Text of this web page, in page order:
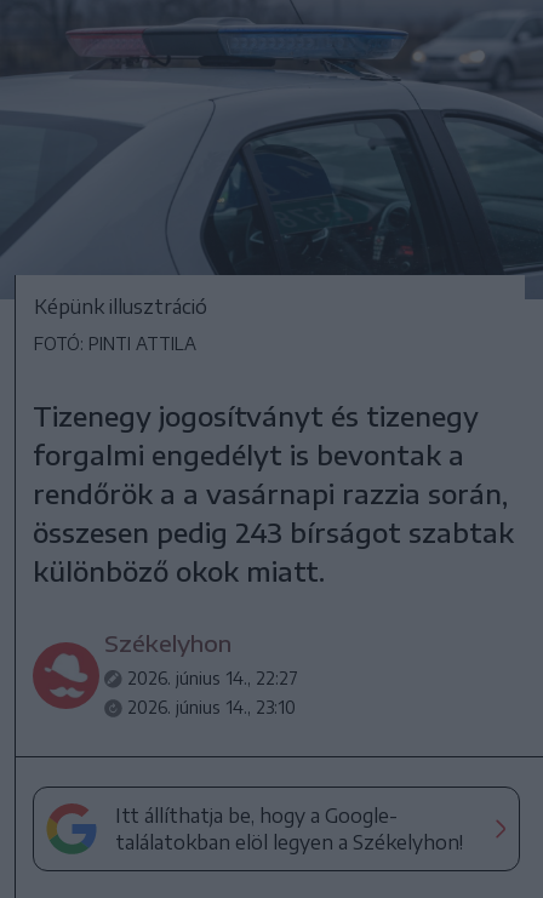
Képünk illusztráció
FOTÓ: PINTI ATTILA
Tizenegy jogosítványt és tizenegy
forgalmi engedélyt is bevontak a
rendőrök a a vasárnapi razzia során,
összesen pedig 243 bírságot szabtak
különböző okok miatt.
Székelyhon
2026. június 14., 22:27
2026. június 14., 23:10
Itt állíthatja be, hogy a Google-
találatokban elöl legyen a Székelyhon!